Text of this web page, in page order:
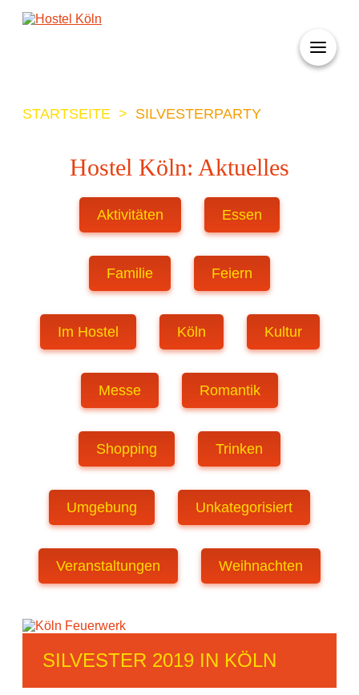
STARTSEITE > SILVESTERPARTY
Hostel Köln: Aktuelles
Aktivitäten Essen
Familie Feiern
Im Hostel Köln Kultur
Messe Romantik
Shopping Trinken
Umgebung Unkategorisiert
Veranstaltungen Weihnachten
SILVESTER 2019 IN KÖLN